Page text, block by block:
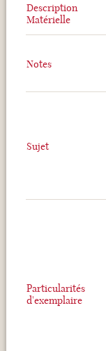
Description
Matérielle
Notes
Sujet
Particularités
d'exemplaire